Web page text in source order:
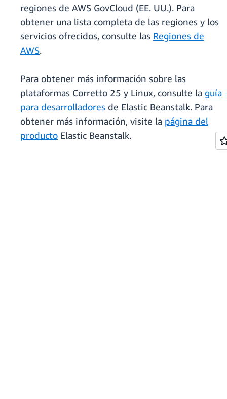
regiones de AWS GovCloud (EE. UU.). Para
obtener una lista completa de las regiones y los
servicios ofrecidos, consulte las Regiones de
AWS.
Para obtener más información sobre las
plataformas Corretto 25 y Linux, consulte la guía
para desarrolladores de Elastic Beanstalk. Para
obtener más información, visite la página del
producto Elastic Beanstalk.